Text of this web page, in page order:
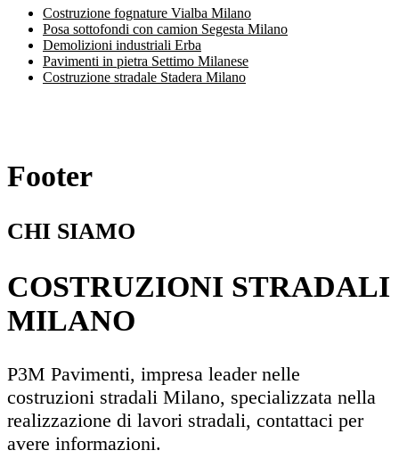
Costruzione fognature Vialba Milano
Posa sottofondi con camion Segesta Milano
Demolizioni industriali Erba
Pavimenti in pietra Settimo Milanese
Costruzione stradale Stadera Milano
Footer
CHI SIAMO
COSTRUZIONI STRADALI
MILANO
P3M Pavimenti, impresa leader nelle
costruzioni stradali Milano, specializzata nella
realizzazione di lavori stradali, contattaci per
avere informazioni.